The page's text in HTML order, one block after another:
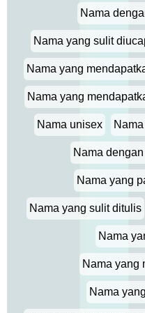
Nama
Nama yang sulit
Nama yang
Nama yang
Nama unisex
Nama
Nama yang
Nama yang sulit ditulis
Nama
Nama yang
Nama